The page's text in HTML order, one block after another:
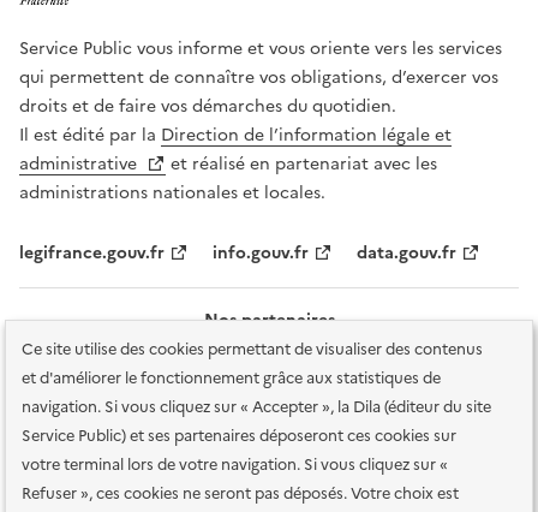
Ce site utilise des cookies permettant de visualiser des contenus
et d'améliorer le fonctionnement grâce aux statistiques de
navigation. Si vous cliquez sur « Accepter », la Dila (éditeur du site
Service Public) et ses partenaires déposeront ces cookies sur
votre terminal lors de votre navigation. Si vous cliquez sur «
Refuser », ces cookies ne seront pas déposés. Votre choix est
Service Public vous informe et vous oriente vers les services
qui permettent de connaître vos obligations, d’exercer vos
droits et de faire vos démarches du quotidien.
Il est édité par la Direction de l’information légale et
administrative
et réalisé en partenariat avec les
administrations nationales et locales.
legifrance.gouv.fr info.gouv.fr data.gouv.fr
Nos partenaires
Plan du site Accessibilité : totalement conforme
Accessibilité des